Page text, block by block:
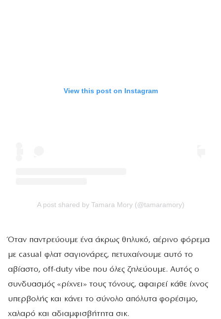
View this post on Instagram
A post shared by Tamara Mory (@tamaramory)
Όταν παντρεύουμε ένα άκρως θηλυκό, αέρινο φόρεμα
με casual φλατ σαγιονάρες, πετυχαίνουμε αυτό το
αβίαστο, off-duty vibe που όλες ζηλεύουμε. Αυτός ο
συνδυασμός «ρίχνει» τους τόνους, αφαιρεί κάθε ίχνος
υπερβολής και κάνει το σύνολο απόλυτα φορέσιμο,
χαλαρό και αδιαμφισβήτητα σικ.